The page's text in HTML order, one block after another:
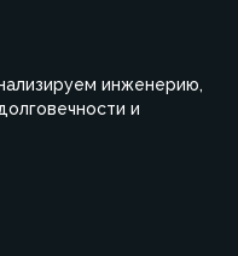
инженерию,
и